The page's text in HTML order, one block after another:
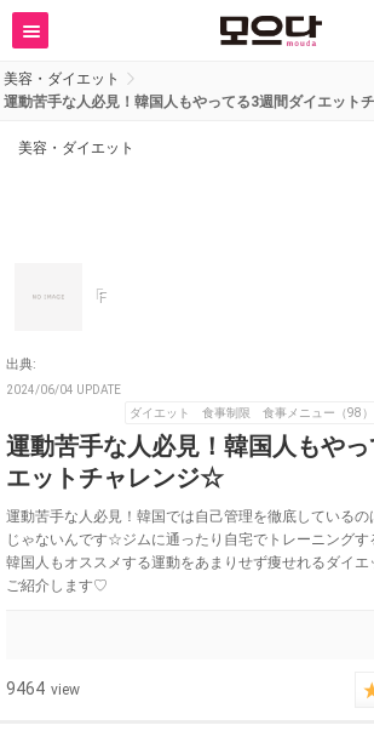
美容・ダイエット
運動苦手な人必見！韓国人もやってる3週間ダイエット
美容・ダイエット
F
出典:
2024/06/04 UPDATE
ダイエット 食事制限 食事メニュー（98）
運動苦手な人必見！韓国人もや
エットチャレンジ☆
運動苦手な人必見！韓国では自己管理を徹底している
じゃないんです☆ジムに通ったり自宅でトレーニングす
韓国人もオススメする運動をあまりせず痩せれるダイ
ご紹介します♡
9464 view